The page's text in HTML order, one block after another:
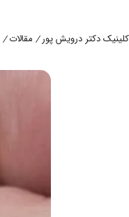
کلینیک دکتر درویش پور / مقالات /